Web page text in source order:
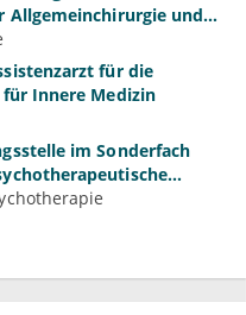
Allgemeinchirurgie und
für die
Innere Medizin
im Sonderfach